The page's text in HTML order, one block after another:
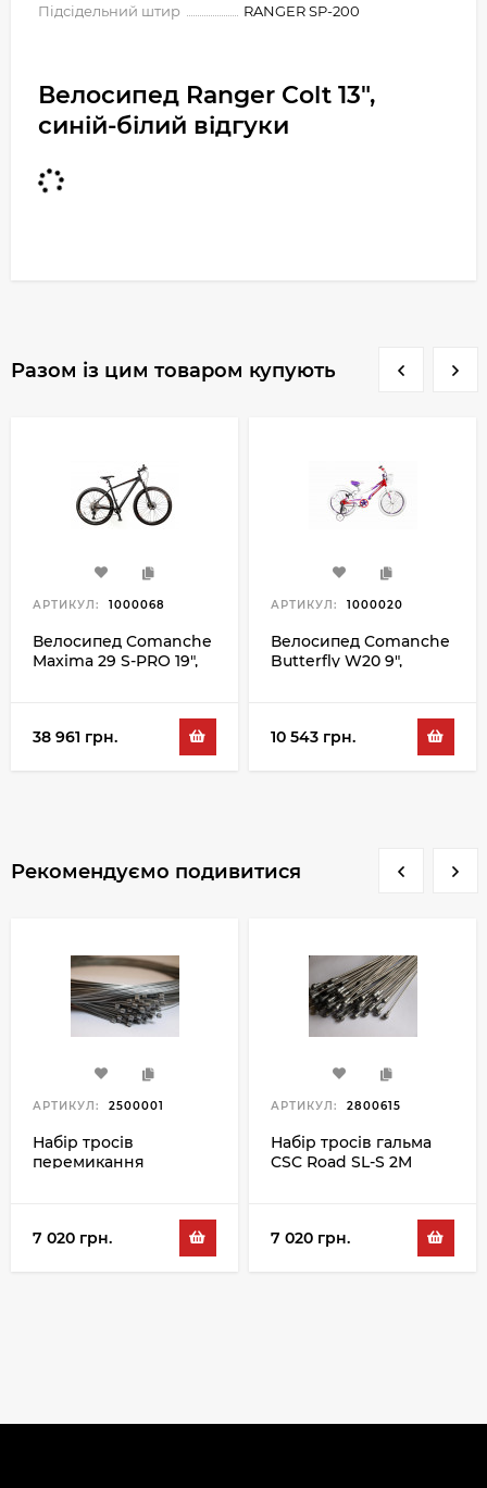
Підсідельний штир RANGER SP-200
Велосипед Ranger Colt 13",
синій-білий відгуки
Разом із цим товаром купують
АРТИКУЛ: 1000068
Велосипед Comanche
Maxima 29 S-PRO 19",
38 961 грн.
АРТИКУЛ: 1000020
Велосипед Comanche
Butterfly W20 9",
10 543 грн.
Рекомендуємо подивитися
АРТИКУЛ: 2500001
Набір тросів
перемикання
7 020 грн.
АРТИКУЛ: 2800615
Набір тросів гальма
CSC Road SL-S 2M
7 020 грн.